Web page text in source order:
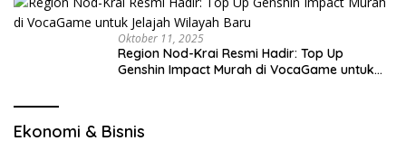
Oktober 11, 2025
Region Nod-Krai Resmi Hadir: Top Up
Genshin Impact Murah di VocaGame untuk
Ekonomi & Bisnis